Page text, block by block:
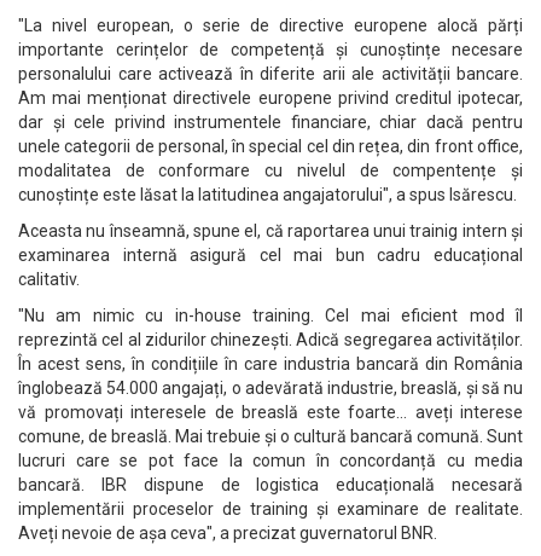
"La nivel european, o serie de directive europene alocă părți
importante cerințelor de competență și cunoștințe necesare
personalului care activează în diferite arii ale activității bancare.
Am mai menționat directivele europene privind creditul ipotecar,
dar și cele privind instrumentele financiare, chiar dacă pentru
unele categorii de personal, în special cel din rețea, din front office,
modalitatea de conformare cu nivelul de compentențe și
cunoștințe este lăsat la latitudinea angajatorului", a spus Isărescu.
Aceasta nu înseamnă, spune el, că raportarea unui trainig intern și
examinarea internă asigură cel mai bun cadru educațional
calitativ.
"Nu am nimic cu in-house training. Cel mai eficient mod îl
reprezintă cel al zidurilor chinezești. Adică segregarea activităților.
În acest sens, în condițiile în care industria bancară din România
înglobează 54.000 angajați, o adevărată industrie, breaslă, și să nu
vă promovați interesele de breaslă este foarte... aveți interese
comune, de breaslă. Mai trebuie și o cultură bancară comună. Sunt
lucruri care se pot face la comun în concordanță cu media
bancară. IBR dispune de logistica educațională necesară
implementării proceselor de training și examinare de realitate.
Aveți nevoie de așa ceva", a precizat guvernatorul BNR.